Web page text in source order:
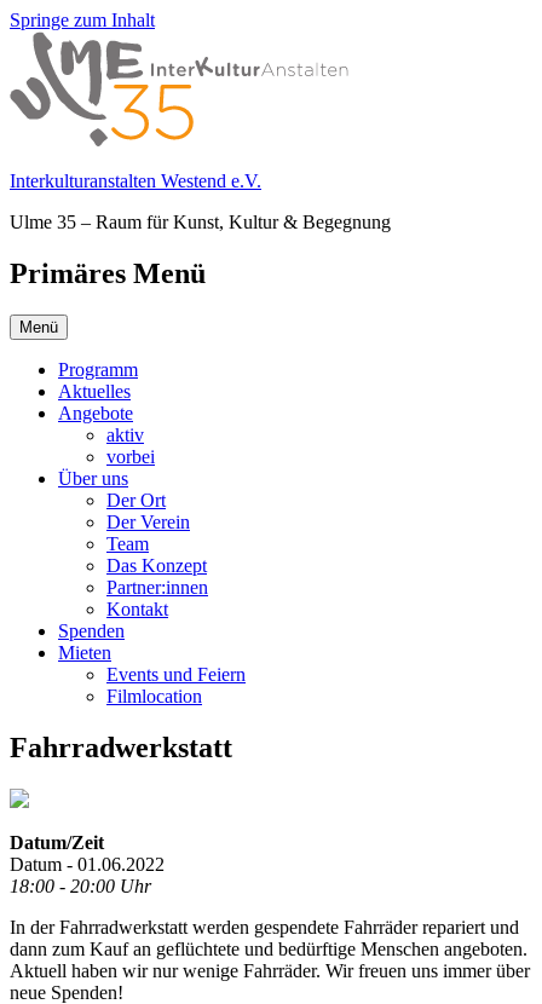
Springe zum Inhalt
Interkulturanstalten Westend e.V.
Ulme 35 – Raum für Kunst, Kultur & Begegnung
Primäres Menü
Menü
Programm
Aktuelles
Angebote
aktiv
vorbei
Über uns
Der Ort
Der Verein
Team
Das Konzept
Partner:innen
Kontakt
Spenden
Mieten
Events und Feiern
Filmlocation
Fahrradwerkstatt
Datum/Zeit
Datum - 01.06.2022
18:00 - 20:00 Uhr
In der Fahrradwerkstatt werden gespendete Fahrräder repariert und
dann zum Kauf an geflüchtete und bedürftige Menschen angeboten.
Aktuell haben wir nur wenige Fahrräder. Wir freuen uns immer über
neue Spenden!